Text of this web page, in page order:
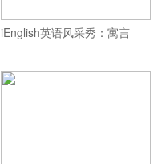
iEnglish英语风采秀：寓言